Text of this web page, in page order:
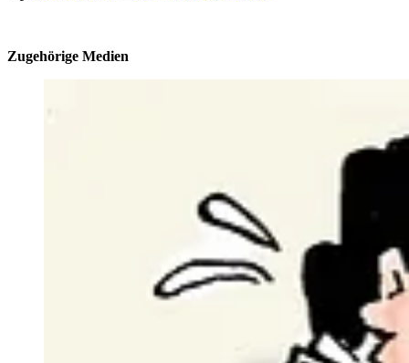
Zugehörige Medien